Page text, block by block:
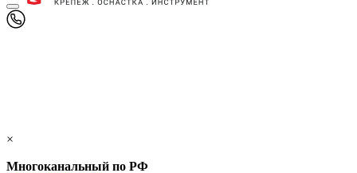
×
Многоканальный по РФ